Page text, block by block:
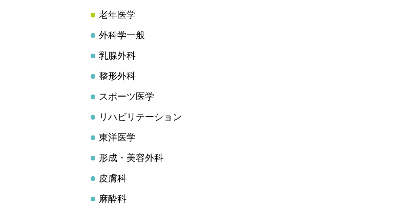
老年医学
外科学一般
乳腺外科
整形外科
スポーツ医学
リハビリテーション
東洋医学
形成・美容外科
皮膚科
麻酔科